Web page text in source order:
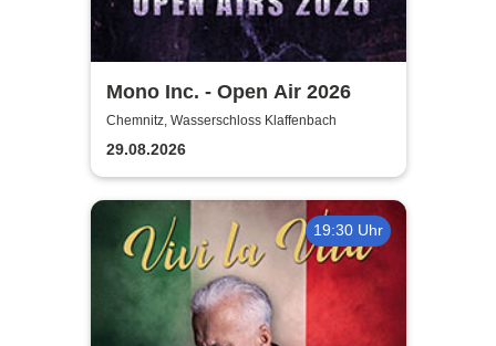
Mono Inc. - Open Air 2026
Chemnitz, Wasserschloss Klaffenbach
29.08.2026
19:30 Uhr